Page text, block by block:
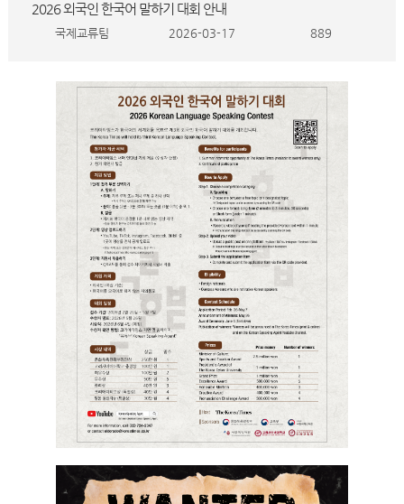
2026 외국인 한국어 말하기 대회 안내
국제교류팀 2026-03-17 889